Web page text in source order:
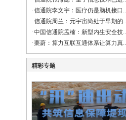
·信通院李文宇：医疗仍是脑机接口..
·信通院周兰：元宇宙尚处于早期的..
·中国信通院孟楠：新型内生安全技..
·栗蔚：算力互联互通体系让算力真..
精彩专题